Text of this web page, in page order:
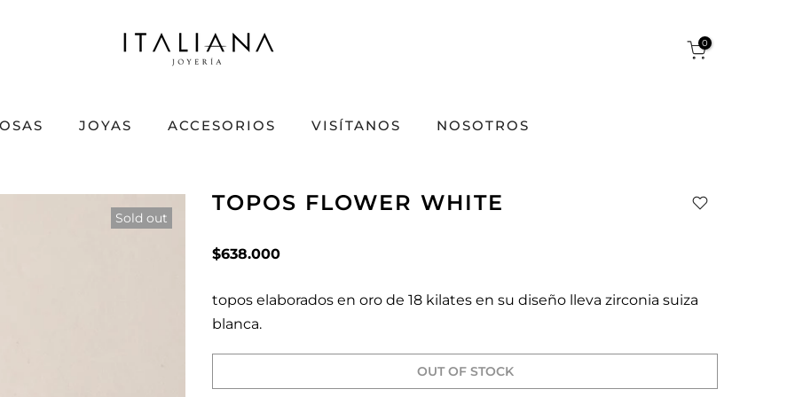
0
JOYAS ACCESORIOS VISÍTANOS NOSOTROS
Sold out
TOPOS FLOWER WHITE
$638.000
topos elaborados en oro de 18 kilates en su diseño lleva zirconia suiza
blanca.
OUT OF STOCK